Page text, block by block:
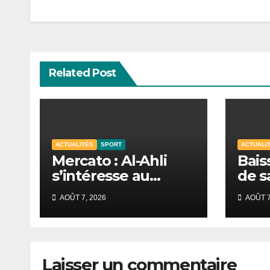
l’article
Related Post
ACTUALITÉS SPORT
Mercato : Al-Ahli
s’intéresse au
Sénégalais Pape
Guèye
AOÛT 7, 2026
de
de
AOÛT
Laisser un commentaire